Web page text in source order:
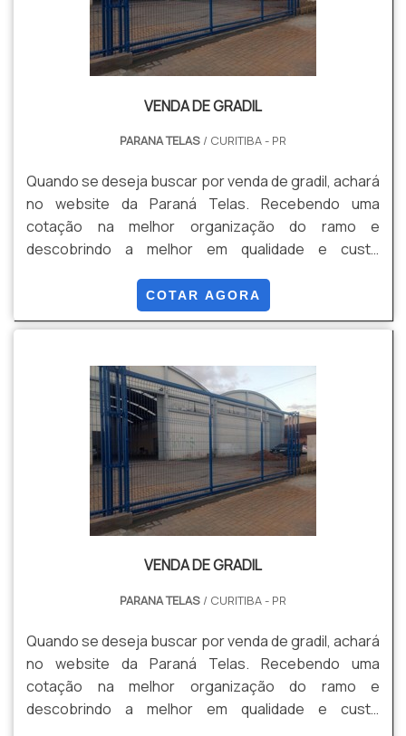
VENDA DE GRADIL
PARANA TELAS / CURITIBA - PR
Quando se deseja buscar por venda de gradil, achará
no website da Paraná Telas. Recebendo uma
cotação na melhor organização do ramo e
descobrindo a melhor em qualidade e custo
os profissionais especializados da Paraná Telas o
cliente conseguirá proteção com soluções para
necessário para a fixação deste tipo de cercamento.
MAIS INFORM...
COTAR AGORA
VENDA DE GRADIL
PARANA TELAS / CURITIBA - PR
Quando se deseja buscar por venda de gradil, achará
no website da Paraná Telas. Recebendo uma
cotação na melhor organização do ramo e
descobrindo a melhor em qualidade e custo